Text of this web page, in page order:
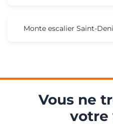
Monte escalier Saint-
Vous ne
votre